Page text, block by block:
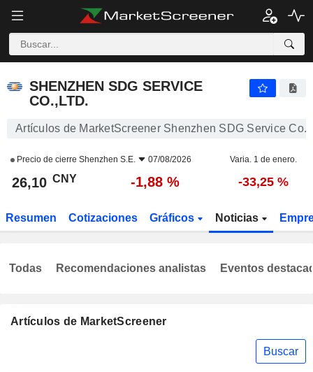
SHENZHEN SDG SERVICE
CO.,LTD.
Artículos de MarketScreener Shenzhen SDG Service
Precio de cierre Shenzhen S.E. 07/08/2026 Varia. 1 de enero.
26,10 CNY -1,88 % -33,25 %
Resumen Cotizaciones Gráficos Noticias
Artículos de MarketScreener
Buscar
Todas Recomendaciones analistas Eventos